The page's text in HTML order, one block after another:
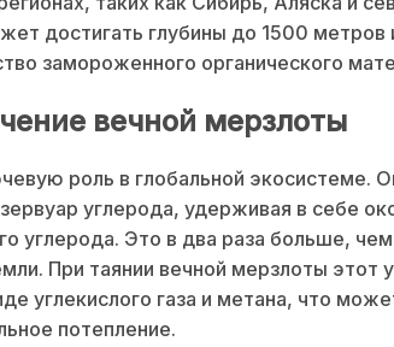
достигать глубины до 1500 метров
замороженного органического
вечной мерзлоты
роль в глобальной экосистеме.
углерода, удерживая в себе
углерода. Это в два раза больше, чем
При таянии вечной мерзлоты этот
углекислого газа и метана, что
потепление.